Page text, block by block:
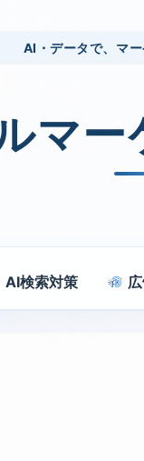
AI・データで、マ
マー
AI検索対策